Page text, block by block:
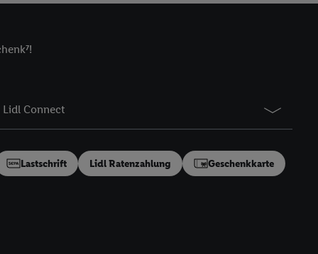
Lidl Connect
Lastschrift Lidl Ratenzahlung Geschenkkarte
diese Kennung
Dritten betrieben
speziell zur
generell zu
(nur für
Utiq.
sämtlicher
Ihre Einwilligung
gilt auch für die
für Werbung und